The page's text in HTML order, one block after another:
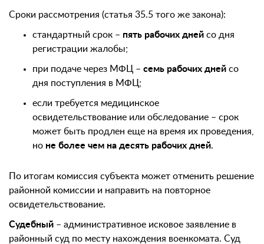
Сроки рассмотрения (статья 35.5 того же закона):
стандартный срок – пять рабочих дней со дня
регистрации жалобы;
при подаче через МФЦ – семь рабочих дней со
дня поступления в МФЦ;
если требуется медицинское
освидетельствование или обследование – срок
может быть продлен еще на время их проведения,
но не более чем на десять рабочих дней.
По итогам комиссия субъекта может отменить решение
районной комиссии и направить на повторное
освидетельствование.
Судебный – административное исковое заявление в
районный суд по месту нахождения военкомата. Суд